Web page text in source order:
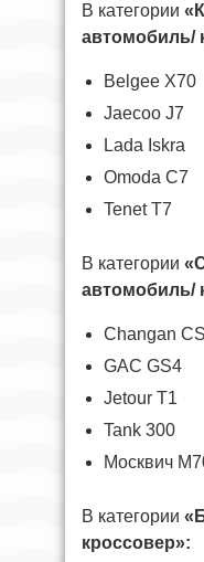
В категории
автомобиль/
Belgee X70
Jaecoo J7
Lada Iskra
Omoda C7
Tenet T7
В категории
автомобиль/
Changan
GAC GS4
Jetour T1
Tank 300
Москвич
В категории
кроссовер»: